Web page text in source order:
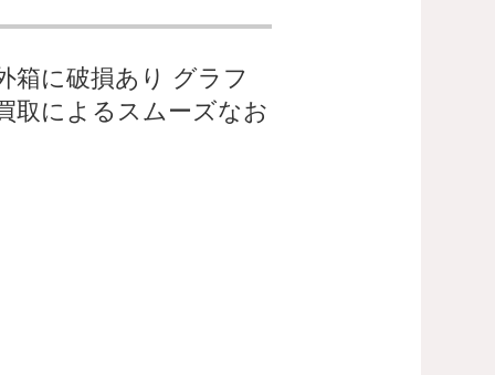
箱に破損あり グラフ
取によるスムーズなお